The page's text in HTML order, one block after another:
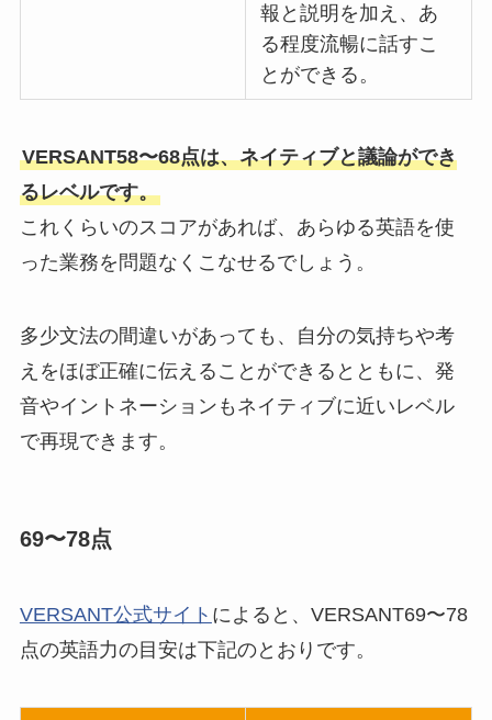
報と説明を加え、あ
る程度流暢に話すこ
とができる。
VERSANT58〜68点は、ネイティブと議論ができ
るレベルです。
これくらいのスコアがあれば、あらゆる英語を使
った業務を問題なくこなせるでしょう。
多少文法の間違いがあっても、自分の気持ちや考
えをほぼ正確に伝えることができるとともに、発
音やイントネーションもネイティブに近いレベル
で再現できます。
69〜78点
VERSANT公式サイト によると、VERSANT69〜78
点の英語力の目安は下記のとおりです。